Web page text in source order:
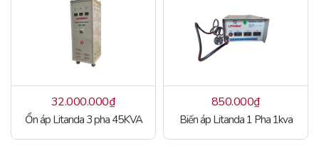
32.000.000₫
Ổn áp Litanda 3 pha 45KVA
850.000₫
Biến áp Litanda 1 Pha 1kva